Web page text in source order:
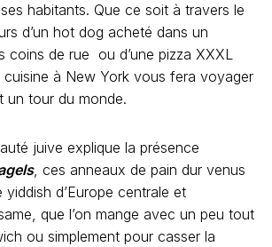
habitants. Que ce soit à travers le
d’un hot dog acheté dans un
coins de rue ou d’une pizza XXXL
cuisine à New York vous fera voyager
un tour du monde.
juive explique la présence
, ces anneaux de pain dur venus
d’Europe centrale et
que l’on mange avec un peu tout
ou simplement pour casser la